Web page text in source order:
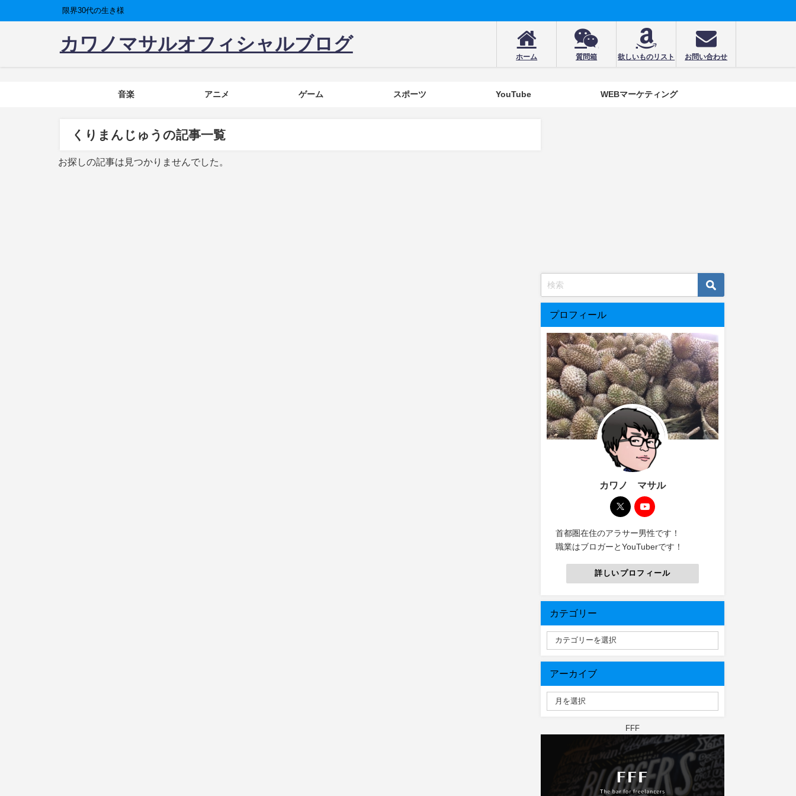
限界30代の生き様
カワノマサルオフィシャルブログ
ホーム 質問箱 欲しいものリスト お問い合わせ
音楽 アニメ ゲーム スポーツ YouTube WEBマーケティング
くりまんじゅうの記事一覧
お探しの記事は見つかりませんでした。
プロフィール
カワノ マサル
首都圏在住のアラサー男性です！
職業はブロガーとYouTuberです！
詳しいプロフィール
カテゴリー
アーカイブ
FFF